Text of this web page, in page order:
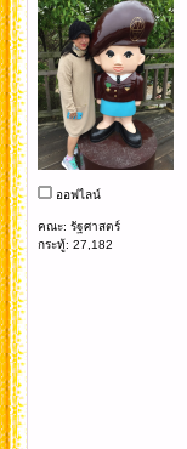
ออฟไลน์
คณะ: รัฐศาสตร์
กระทู้: 27,182